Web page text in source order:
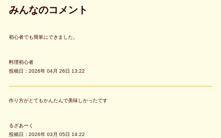
みんなのコメント
初心者でも簡単にできました。
料理初心者
投稿日：2026年 04月 26日 13:22
作り方がとてもかんたんで美味しかったです
るざあーく
投稿日：2026年 03月 05日 14:22